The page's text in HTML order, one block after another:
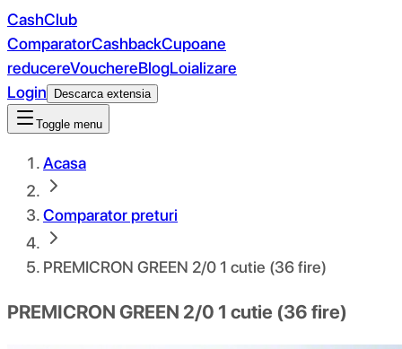
CashClub
ComparatorCashbackCupoane
reducereVouchereBlogLoializare
Login
Descarca extensia
Toggle menu
Acasa
Comparator preturi
PREMICRON GREEN 2/0 1 cutie (36 fire)
PREMICRON GREEN 2/0 1 cutie (36 fire)